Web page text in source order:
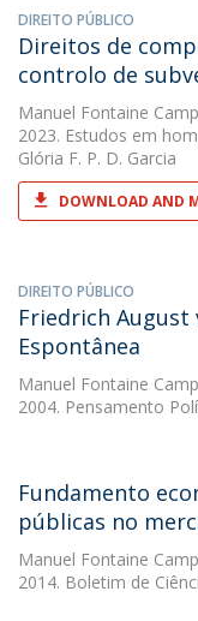
DIREITO PÚBLICO
Direitos de
controlo de
Manuel Fontaine
2023. Estudos em
Glória F. P. D. Garcia
DOWNLOAD AND
DIREITO PÚBLICO
Friedrich August
Espontânea
Manuel Fontaine
2004. Pensamento
Fundamento
públicas no
Manuel Fontaine
2014. Boletim de